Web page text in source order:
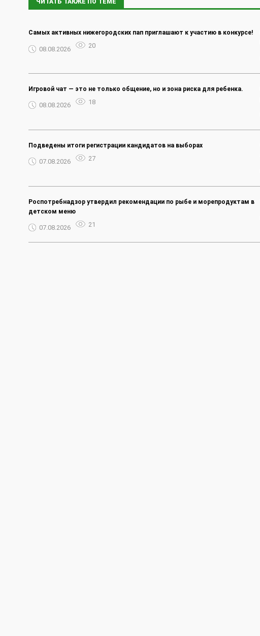
ЧИТАТЬ ТАКЖЕ ПО ТЕМЕ
Самых активных нижегородских пап приглашают к участию в конкурсе!
08.08.2026 20
Игровой чат — это не только общение, но и зона риска для ребенка.
08.08.2026 18
Подведены итоги регистрации кандидатов на выборах
07.08.2026 27
Роспотребнадзор утвердил рекомендации по рыбе и морепродуктам в
детском меню
07.08.2026 21